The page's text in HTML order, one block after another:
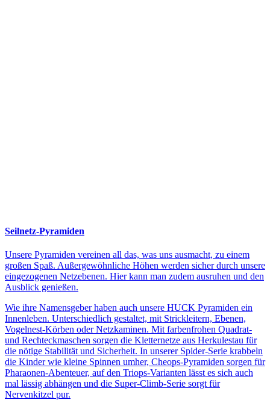
Seilnetz-Pyramiden
Unsere Pyramiden vereinen all das, was uns ausmacht, zu einem
großen Spaß. Außergewöhnliche Höhen werden sicher durch unsere
eingezogenen Netzebenen. Hier kann man zudem ausruhen und den
Ausblick genießen.
Wie ihre Namensgeber haben auch unsere HUCK Pyramiden ein
Innenleben. Unterschiedlich gestaltet, mit Strickleitern, Ebenen,
Vogelnest-Körben oder Netzkaminen. Mit farbenfrohen Quadrat-
und Rechteckmaschen sorgen die Kletternetze aus Herkulestau für
die nötige Stabilität und Sicherheit. In unserer Spider-Serie krabbeln
die Kinder wie kleine Spinnen umher, Cheops-Pyramiden sorgen für
Pharaonen-Abenteuer, auf den Triops-Varianten lässt es sich auch
mal lässig abhängen und die Super-Climb-Serie sorgt für
Nervenkitzel pur.